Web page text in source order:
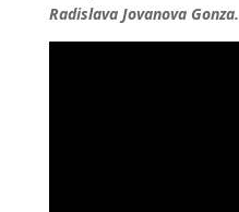
Radislava Jovanova Gonza.